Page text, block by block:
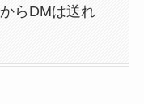
らDMは送れ